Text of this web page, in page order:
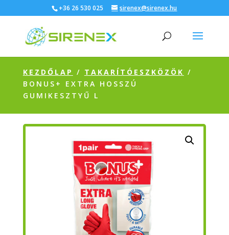
+36 26 530 025 sirenex@sirenex.hu
KEZDŐLAP / TAKARÍTÓESZKÖZÖK /
BONUS+ EXTRA HOSSZÚ
GUMIKESZTYŰ L